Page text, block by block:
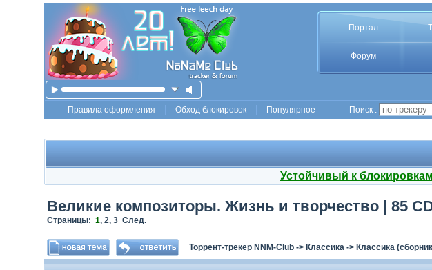
Портал
Форум
Правила оформления Обход блокировок Популярное Поиск :
Устойчивый к
Великие композиторы. Жизнь и творчество | 85
Страницы: 1, 2, 3 След.
Торрент-трекер NNM-Club-> Классика-> Классика